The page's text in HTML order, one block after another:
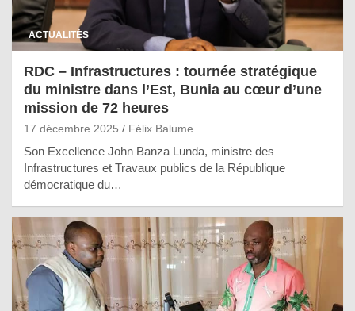
ACTUALITÉS
RDC – Infrastructures : tournée stratégique
du ministre dans l’Est, Bunia au cœur d’une
mission de 72 heures
17 décembre 2025 Félix Balume
Son Excellence John Banza Lunda, ministre des
Infrastructures et Travaux publics de la République
démocratique du…